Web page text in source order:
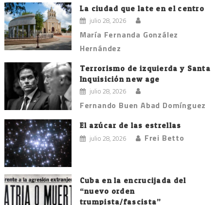
La ciudad que late en el centro
julio 28, 2026
María Fernanda González
Hernández
Terrorismo de izquierda y Santa
Inquisición new age
julio 28, 2026
Fernando Buen Abad Domínguez
El azúcar de las estrellas
julio 28, 2026 Frei Betto
Cuba en la encrucijada del
“nuevo orden
trumpista/fascista”